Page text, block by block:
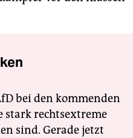
bei den kommenden
stark rechtsextreme
sind. Gerade jetzt